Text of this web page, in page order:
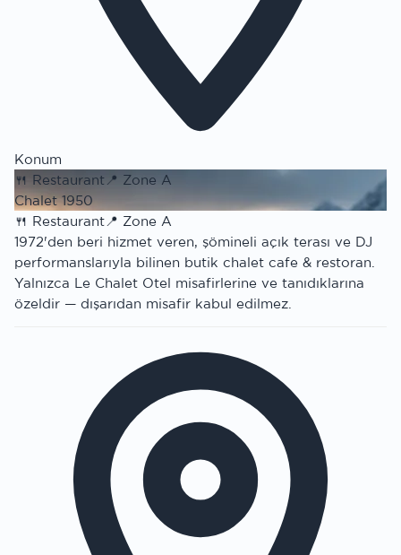
Konum
🍴 Restaurant 📍 Zone A
Chalet 1950
🍴 Restaurant📍 Zone A
1972'den beri hizmet veren, şömineli açık terası ve DJ
performanslarıyla bilinen butik chalet cafe & restoran.
Yalnızca Le Chalet Otel misafirlerine ve tanıdıklarına
özeldir — dışarıdan misafir kabul edilmez.